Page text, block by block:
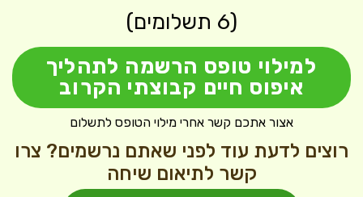
(6 תשלומים)
למילוי טופס הרשמה לתהליך
איפוס חיים קבוצתי הקרוב
אצור אתכם קשר אחרי מילוי הטופס לתשלום
רוצים לדעת עוד לפני שאתם נרשמים? צרו
קשר לתיאום שיחה